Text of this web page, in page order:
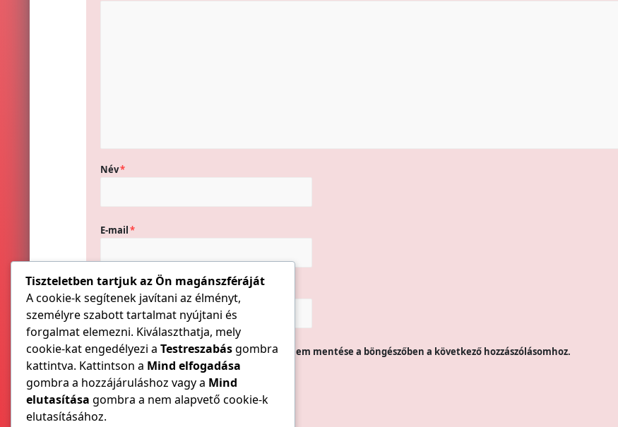
Név*
E-mail*
Honlap
A nevem, e-mail címem, és weboldalcímem mentése a böngészőben a következő hozzászólásomhoz.
Tiszteletben tartjuk az Ön magánszféráját
A cookie-k segítenek javítani az élményt,
személyre szabott tartalmat nyújtani és
forgalmat elemezni. Kiválaszthatja, mely
cookie-kat engedélyezi a Testreszabásgombra
kattintva. Kattintson a Mind elfogadása
gombra a hozzájáruláshoz vagy a Mind
elutasítása gombra a nem alapvető cookie-k
elutasításához.